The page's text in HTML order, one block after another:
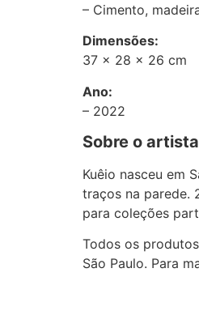
– Cimento,
Dimensões:
37 x 28 x 26 cm
Ano:
– 2022
Sobre o artista
Kuêio nasceu em
traços na parede.
para coleções
Todos os
São Paulo. Para